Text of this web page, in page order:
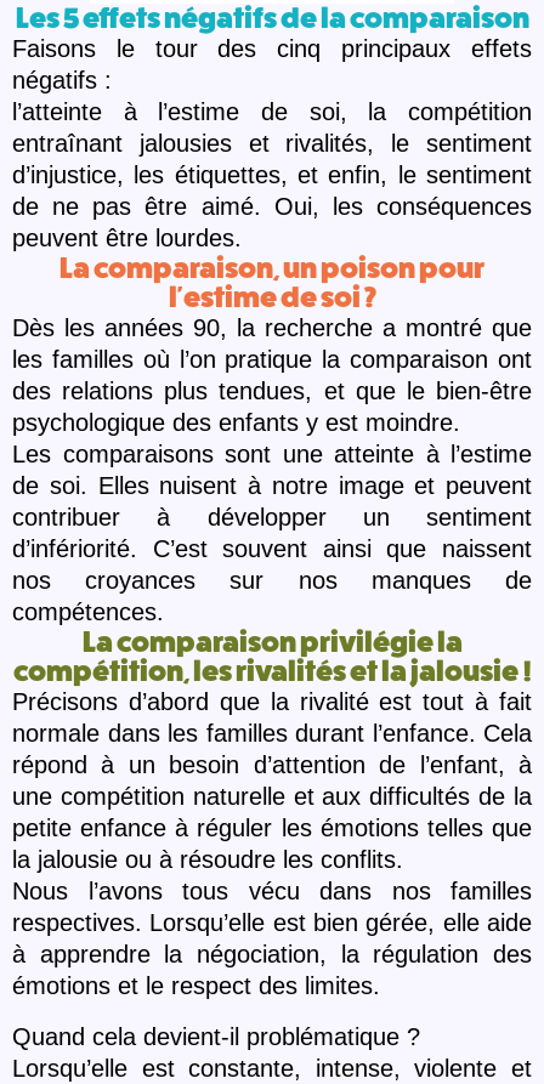
Les 5 effets négatifs de la comparaison
Faisons le tour des cinq principaux effets
négatifs :
l’atteinte à l’estime de soi, la compétition
entraînant jalousies et rivalités, le sentiment
d’injustice, les étiquettes, et enfin, le sentiment
de ne pas être aimé. Oui, les conséquences
peuvent être lourdes.
La comparaison, un poison pour
l'estime de soi ?
Dès les années 90, la recherche a montré que
les familles où
l’on pratique la comparaison ont
des relations plus tendues, et que le bien-être
psychologique des enfants y est moindre.
Les comparaisons sont une atteinte à l’estime
de soi. Elles nuisent à notre image et peuvent
contribuer à développer un sentiment
d’infériorité. C’est souvent ainsi que naissent
nos croyances sur nos manques de
compétences.
La comparaison privilégie la
compétition, les rivalités et la jalousie !
Précisons d’abord que la rivalité est tout à fait
normale dans les familles durant l’enfance. Cela
répond à un besoin d’attention de l’enfant, à
une compétition naturelle et aux difficultés de la
petite enfance à réguler les émotions telles que
la jalousie ou à résoudre les conflits.
Nous l’avons tous vécu dans nos familles
respectives. Lorsqu’elle est bien gérée, elle aide
à apprendre la négociation, la régulation des
émotions et le respect des limites.
Quand cela devient-il problématique ?
Lorsqu’elle est constante, intense, violente et